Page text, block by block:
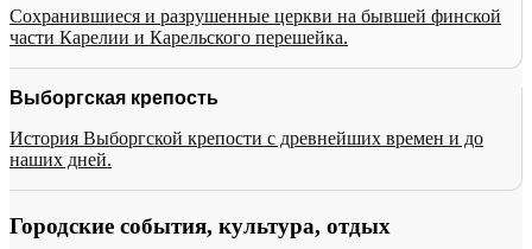
Сохранившиеся и разрушенные церкви на бывшей финской
части Карелии и Карельского перешейка.
Выборгская крепость
История Выборгской крепости с древнейших времен и до
наших дней.
Городские события, культура, отдых